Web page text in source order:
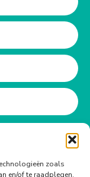
zoals
en/of te raadplegen.